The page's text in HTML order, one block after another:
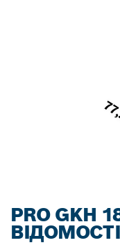
PRO GKH
ВІДОМОСТІ